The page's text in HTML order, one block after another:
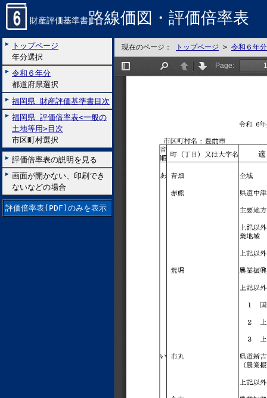
財産評価基準書路線価図・評価倍率表
トップページ
年分選択
令和６年分
都道府県選択
福岡県 財産評価基準書目次
福岡県 評価倍率表<一般の
土地等用>目次
市区町村選択
評価倍率表の説明を見る
画面が開かない、印刷でき
ないなどの場合
評価倍率表(PDF)のみを表示
現在のページ： トップページ > 令和６年分